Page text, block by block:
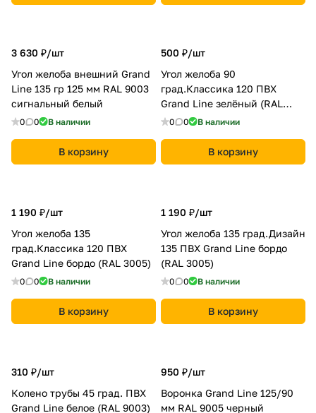
3 630 ₽/шт
Угол желоба внешний Grand
Line 135 гр 125 мм RAL 9003
сигнальный белый
0 0 В наличии
В корзину
500 ₽/шт
Угол желоба 90
град.Классика 120 ПВХ
Grand Line зелёный (RAL
6005)
0 0 В наличии
В корзину
1 190 ₽/шт
Угол желоба 135
град.Классика 120 ПВХ
Grand Line бордо (RAL 3005)
0 0 В наличии
В корзину
1 190 ₽/шт
Угол желоба 135 град.Дизайн
135 ПВХ Grand Line бордо
(RAL 3005)
0 0 В наличии
В корзину
310 ₽/шт
Колено трубы 45 град. ПВХ
Grand Line белое (RAL 9003)
950 ₽/шт
Воронка Grand Line 125/90
мм RAL 9005 черный